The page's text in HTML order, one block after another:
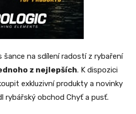
šance na sdílení radostí z rybaření
z nejlepších. K dispozici
exkluzivní produkty a novinky
rybářský obchod Chyť a pusť.